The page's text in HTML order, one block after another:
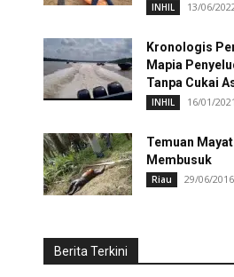
INHIL 13/06/
Kronologis
Mapia
Tanpa Cukai
INHIL 16/01/2021
Temuan
Membusuk
Riau 29/06/2016
Berita Terkini